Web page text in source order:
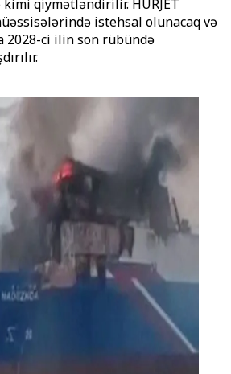
qiymətləndirilir. HÜRJET
istehsal olunacaq və
2028-ci ilin son rübündə